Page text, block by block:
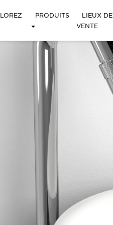
PRODUITS
LIEUX DE
VENTE